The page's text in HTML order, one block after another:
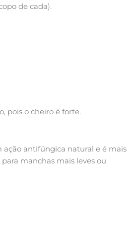
de cada).
pois o cheiro é forte.
ação antifúngica natural e é mais
manchas mais leves ou